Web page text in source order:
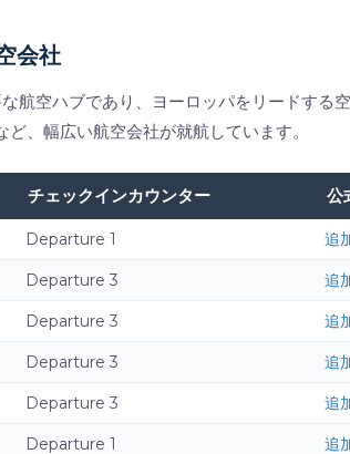
会社
空ハブであり、ヨーロッパをリードする空
、幅広い航空会社が就航しています。
チェックインカウンター 公
Departure 1 追
Departure 3 追
Departure 3 追
Departure 3 追
Departure 3 追
Departure 1 追